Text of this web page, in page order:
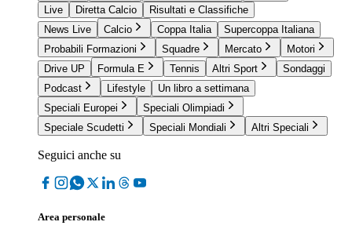
Live
Diretta Calcio
Risultati e Classifiche
News Live
Calcio Coppa Italia
Supercoppa Italiana
Probabili Formazioni
Squadre Mercato
Motori
Drive UP
Formula E Tennis Altri Sport
Sondaggi
Podcast
Lifestyle
Un libro a settimana
Speciali Europei
Speciali Olimpiadi
Speciale Scudetti
Speciali Mondiali Altri Speciali
Seguici anche su
Area personale